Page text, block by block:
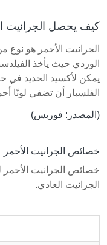
كيف يحصل الجرانيت
الجرانيت الأحمر هو نوع
الوردي حيث يأخذ
يمكن لأكسيد الحديد في
الفلسبار أن تضفي لونًا
(المصدر: فوربس)
خصائص الجرانيت الأحمر
خصائص الجرانيت
الجرانيت العادي.